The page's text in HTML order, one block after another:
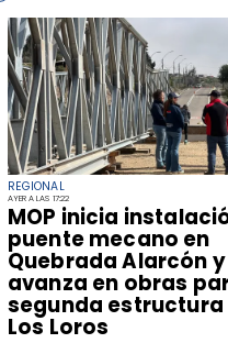
REGIONAL
AYER A LAS 17:22
​MOP inicia
puente mecano en
Quebrada Alarcón y
avanza en obras
segunda estructura
Los Loros